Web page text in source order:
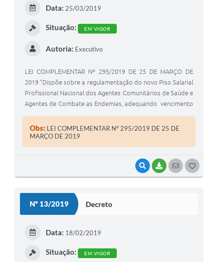
VISUALIZAR
BAIXARSEGUIR
Data: 25/03/2019
Situação: EM VIGOR
Autoria: Executivo
LEI COMPLEMENTAR Nº 295/2019 DE 25 DE MARÇO DE
2019 "Dispõe sobre a regulamentação do novo Piso Salarial
Profissional Nacional dos Agentes Comunitários de Saúde e
Agentes de Combate as Endemias, adequando vencimento
outras providências". JOSÉ ROBERTO SANTINONI VEIGA,
Prefeito Municipal de Coronel Macedo, Estado de São
Paulo, no uso de suas atribuições legais, FAZ SABER que a
Câmara Municipal APROVOU e ele SANCIONA e PROMULGA
Obs: LEI COMPLEMENTAR Nº 295/2019 DE 25 DE
MARÇO DE 2019
Nº 13/2019 Decreto
Data: 18/02/2019
Situação: EM VIGOR